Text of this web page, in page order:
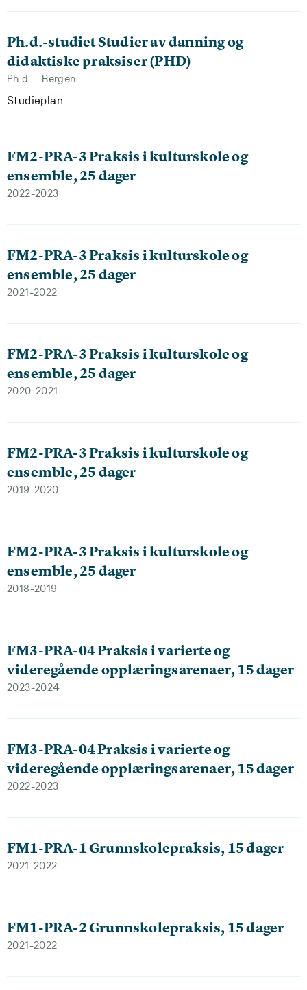
Ph.d.-studiet Studier av danning og
didaktiske praksiser (PHD)
Ph.d. - Bergen
Studieplan
FM2-PRA-3 Praksis i kulturskole og
ensemble, 25 dager
2022-2023
FM2-PRA-3 Praksis i kulturskole og
ensemble, 25 dager
2021-2022
FM2-PRA-3 Praksis i kulturskole og
ensemble, 25 dager
2020-2021
FM2-PRA-3 Praksis i kulturskole og
ensemble, 25 dager
2019-2020
FM2-PRA-3 Praksis i kulturskole og
ensemble, 25 dager
2018-2019
FM3-PRA-04 Praksis i varierte og
videregående opplæringsarenaer, 15 dager
2023-2024
FM3-PRA-04 Praksis i varierte og
videregående opplæringsarenaer, 15 dager
2022-2023
FM1-PRA-1 Grunnskolepraksis, 15 dager
2021-2022
FM1-PRA-2 Grunnskolepraksis, 15 dager
2021-2022